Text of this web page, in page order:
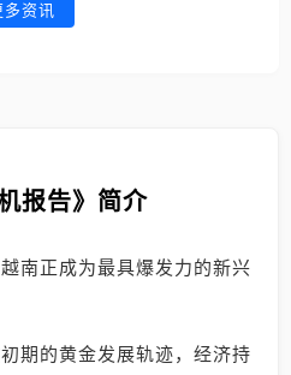
多资讯
报告》简介
南正成为最具爆发力的新兴
期的黄金发展轨迹，经济持